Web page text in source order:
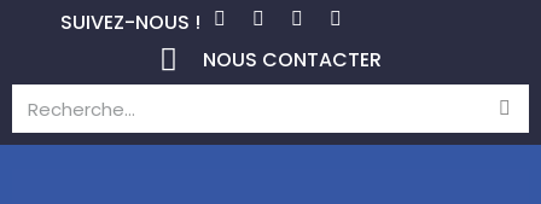
SUIVEZ-NOUS !
NOUS CONTACTER